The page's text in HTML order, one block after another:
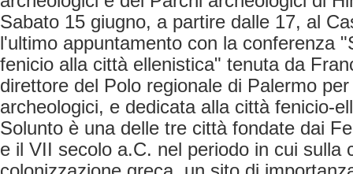
Sabato 15 giugno, a partire dalle 17, al
l'ultimo appuntamento con la conferenza
fenicio alla città ellenistica" tenuta da
direttore del Polo regionale di Palermo
archeologici, e dedicata alla città fenicio-
Solunto è una delle tre città fondate dai
e il VII secolo a.C. nel periodo in cui sulla